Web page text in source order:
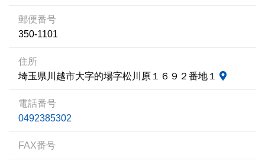
郵便番号
350-1101
住所
埼玉県川越市大字的場字松川原１６９２番地１
電話番号
0492385302
FAX番号